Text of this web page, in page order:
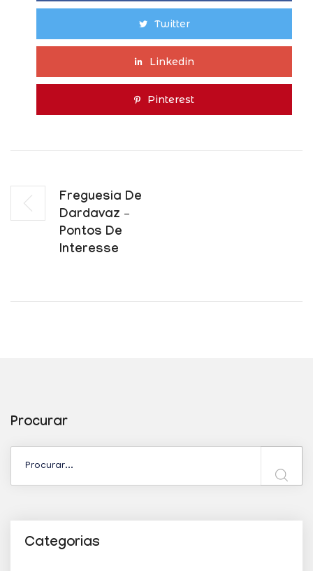
Twitter
Linkedin
Pinterest
Freguesia De
Dardavaz –
Pontos De
Interesse
Procurar
Categorias